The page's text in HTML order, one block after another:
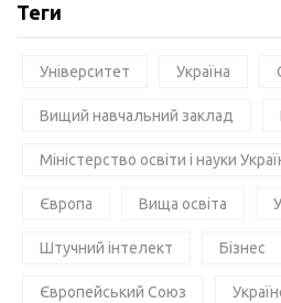
Теги
Університет Україна
Вищий навчальний заклад
Міністерство освіти і науки
Європа Вища освіта
Штучний інтелект Бізнес
Європейський Союз